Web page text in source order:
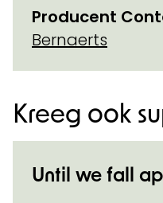
Producent
Bernaerts
Kreeg ook
Until we fall